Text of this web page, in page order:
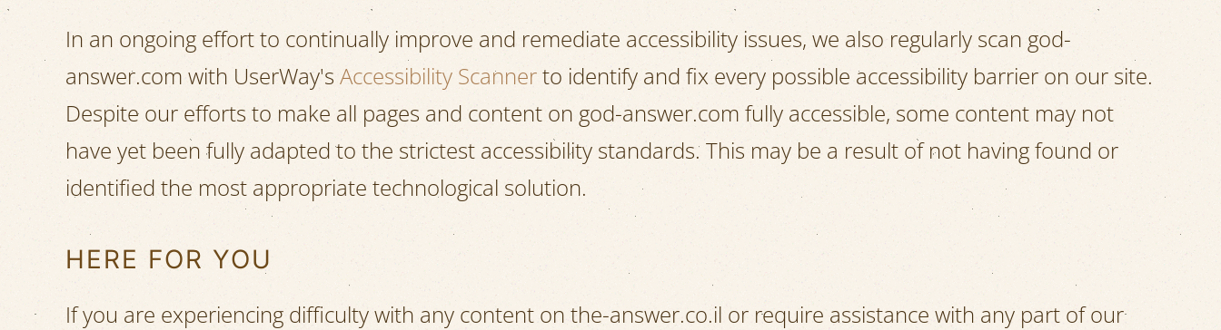
In an ongoing effort to continually improve and remediate accessibility issues, we also regularly scan god-
answer.com with UserWay's Accessibility Scannerto identify and fix every possible accessibility barrier on our site.
Despite our efforts to make all pages and content on god-answer.com fully accessible, some content may not
have yet been fully adapted to the strictest accessibility standards. This may be a result of not having found or
identified the most appropriate technological solution.
HERE FOR YOU
If you are experiencing difficulty with any content on the-answer.co.il or require assistance with any part of our